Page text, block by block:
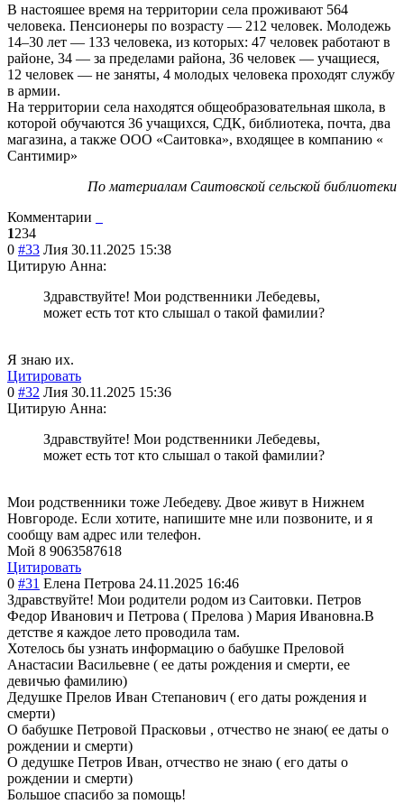
В настояшее время на территории села проживают 564
человека. Пенсионеры по возрасту — 212 человек. Молодежь
14–30 лет — 133 человека, из которых: 47 человек работают в
районе, 34 — за пределами района, 36 человек — учащиеся,
12 человек — не заняты, 4 молодых человека проходят службу
в армии.
На территории села находятся общеобразовательная школа, в
которой обучаются 36 учащихся, СДК, библиотека, почта, два
магазина, а также ООО «Саитовка», входящее в компанию «
Сантимир»
По материалам Саитовской сельской библиотеки
Комментарии
1234
0 #33 Лия 30.11.2025 15:38
Цитирую Анна:
Здравствуйте! Мои родственники Лебедевы,
может есть тот кто слышал о такой фамилии?
Я знаю их.
Цитировать
0 #32 Лия 30.11.2025 15:36
Цитирую Анна:
Здравствуйте! Мои родственники Лебедевы,
может есть тот кто слышал о такой фамилии?
Мои родственники тоже Лебедеву. Двое живут в Нижнем
Новгороде. Если хотите, напишите мне или позвоните, и я
сообщу вам адрес или телефон.
Мой 8 9063587618
Цитировать
0 #31 Елена Петрова 24.11.2025 16:46
Здравствуйте! Мои родители родом из Саитовки. Петров
Федор Иванович и Петрова ( Прелова ) Мария Ивановна.В
детстве я каждое лето проводила там.
Хотелось бы узнать информацию о бабушке Преловой
Анастасии Васильевне ( ее даты рождения и смерти, ее
девичью фамилию)
Дедушке Прелов Иван Степанович ( его даты рождения и
смерти)
О бабушке Петровой Прасковьи , отчество не знаю( ее даты о
рождении и смерти)
О дедушке Петров Иван, отчество не знаю ( его даты о
рождении и смерти)
Большое спасибо за помощь!